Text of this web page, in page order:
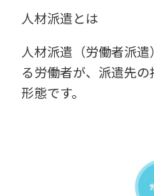
人材派遣とは
人材派遣（労働者派
る労働者が、派遣先
形態です。